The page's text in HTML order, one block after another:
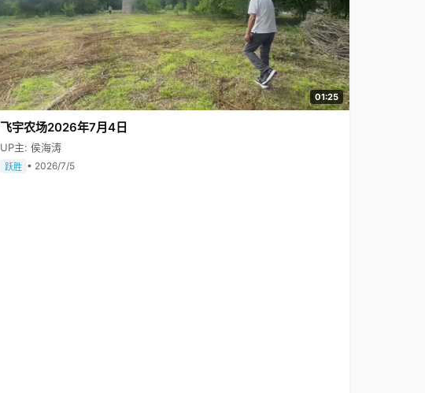
01:25
飞宇农场2026年7月4日
UP主: 侯海涛
跃胜 • 2026/7/5